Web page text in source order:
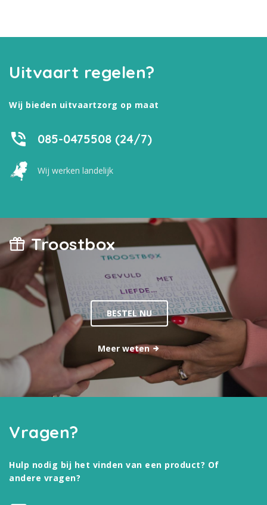
Uitvaart regelen?
Wij bieden uitvaartzorg op maat
085-0475508 (24/7)
Wij werken landelijk
Troostbox
BESTEL NU
Meer weten
Vragen?
Hulp nodig bij het vinden van een product? Of
andere vragen?